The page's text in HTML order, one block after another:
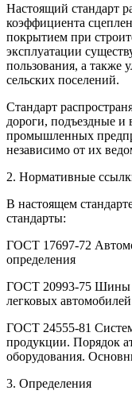
Настоящий стандарт
коэффициента
покрытием при
эксплуатации
пользования, а также
сельских поселений.
Стандарт
дороги, подъездные и
промышленных
независимо от их
2. Нормативные
В настоящем
стандарты:
ГОСТ 17697-72
определения
ГОСТ 20993-75 Шины
легковых
ГОСТ 24555-81
продукции. Порядок
оборудования.
3. Определения